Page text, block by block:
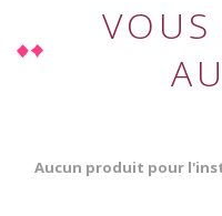
VOUS
Aucun produit pour